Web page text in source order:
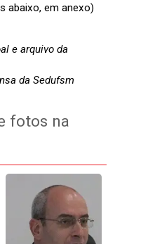
abaixo, em anexo)
e arquivo da
da Sedufsm
fotos na